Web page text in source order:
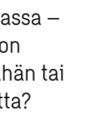
ja
ja
Tietoa
–
tai